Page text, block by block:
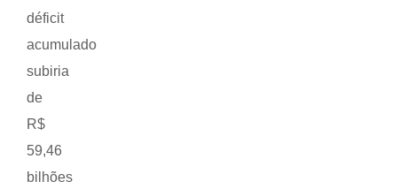
déficit
acumulado
subiria
de
R$
59,46
bilhões